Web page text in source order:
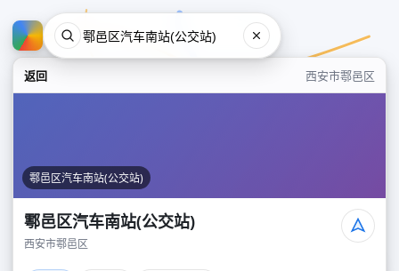
返回 西安市鄠邑区
鄠邑区汽车南站(公交站)
鄠邑区汽车南站(公交站)
西安市鄠邑区